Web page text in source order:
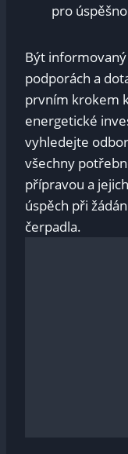
pro
Být
podporách a
prvním krokem
energetické
vyhledejte
všechny
přípravou a
úspěch při
čerpadla.